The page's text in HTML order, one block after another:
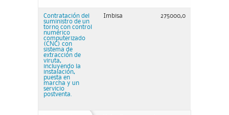
Contratación del
suministro de un
torno con control
numérico
computerizado
(CNC) con
sistema de
extracción de
viruta,
incluyendo la
instalación,
puesta en
marcha y un
servicio
postventa.
Imbisa 275000,0